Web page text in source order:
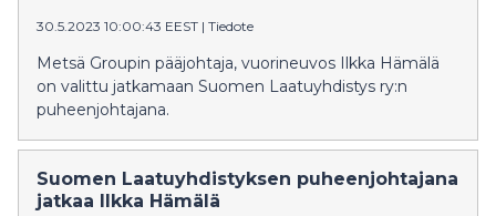
30.5.2023 10:00:43 EEST | Tiedote
Metsä Groupin pääjohtaja, vuorineuvos Ilkka Hämälä
on valittu jatkamaan Suomen Laatuyhdistys ry:n
puheenjohtajana.
Suomen Laatuyhdistyksen puheenjohtajana
jatkaa Ilkka Hämälä